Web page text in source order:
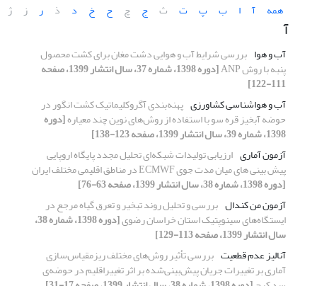
همه
آ ا ب پ ت ث ج چ ح خ د ذ ر ز ژ
آ
آب و هوا بررسی شرایط آب و هوایی دشت مغان برای کشت محصول
پنبه با روش ANP [دوره 1398، شماره 37، سال انتشار 1399، صفحه
111-122]
آب و هواشناسی کشاورزی پهنه‌بندی آگروکلیماتیک کشت انگور در
حوضه آبخیز قره سو با استفاده از روش‌های نوین چند معیاره[دوره
1398، شماره 39، سال انتشار 1399، صفحه 123-138]
آزمون آماری ارزیابی تولیدات شبکه‌ای تحلیل مجدد پایگاه اروپایی
پیش بینی های میان مدت جوی ECMWF در مناطق اقلیمی مختلف ایران
[دوره 1398، شماره 38، سال انتشار 1399، صفحه 63-76]
آزمون من کندال بررسی و تحلیل روند تبخیر و تعرق گیاه مرجع در
ایستگاه‌های سینوپتیک استان خراسان رضوی [دوره 1398، شماره 38،
سال انتشار 1399، صفحه 113-129]
آنالیز عدم قطعیت بررسی تأثیر روش‌های مختلف ریزمقیاس‌‌سازی
آماری بر تغییرات جریان پیش‌بینی‌شده بر اثر تغییراقلیم در حوضه‌ی